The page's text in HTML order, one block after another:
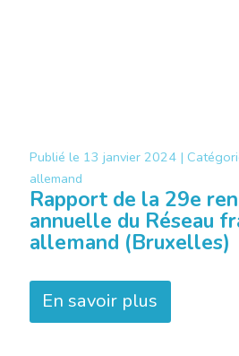
Publié le 13 janvier 2024 |
allemand
Rapport de la 29e
annuelle du Réseau
allemand (Bruxelles)
En savoir plus